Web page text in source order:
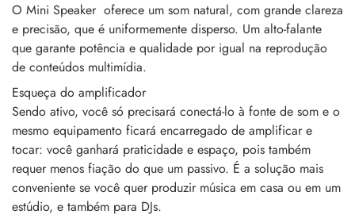
O Mini Speaker oferece um som natural, com grande clareza
e precisão, que é uniformemente disperso. Um alto-falante
que garante potência e qualidade por igual na reprodução
de conteúdos multimídia.
Esqueça do amplificador
Sendo ativo, você só precisará conectá-lo à fonte de som e o
mesmo equipamento ficará encarregado de amplificar e
tocar: você ganhará praticidade e espaço, pois também
requer menos fiação do que um passivo. É a solução mais
conveniente se você quer produzir música em casa ou em um
estúdio, e também para DJs.